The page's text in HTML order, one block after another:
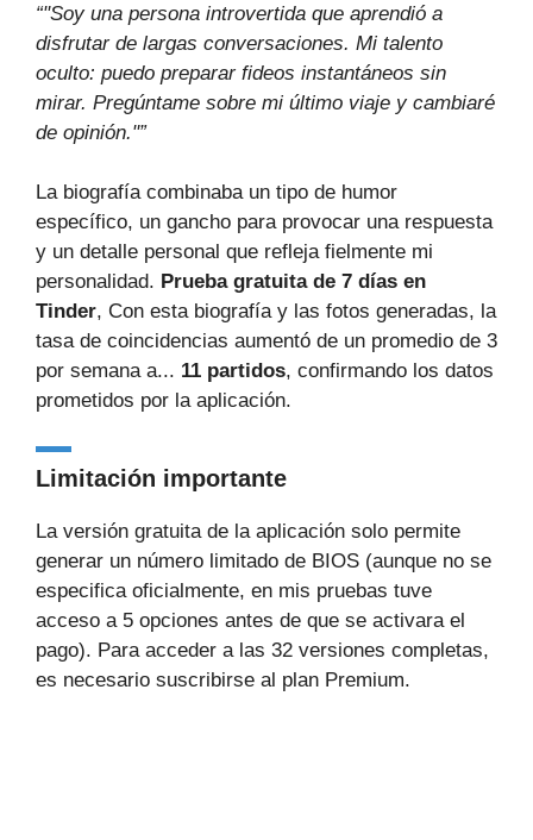
“"Soy una persona introvertida que aprendió a
disfrutar de largas conversaciones. Mi talento
oculto: puedo preparar fideos instantáneos sin
mirar. Pregúntame sobre mi último viaje y cambiaré
de opinión."”
La biografía combinaba un tipo de humor
específico, un gancho para provocar una respuesta
y un detalle personal que refleja fielmente mi
personalidad. Prueba gratuita de 7 días en
Tinder, Con esta biografía y las fotos generadas, la
tasa de coincidencias aumentó de un promedio de 3
por semana a... 11 partidos, confirmando los datos
prometidos por la aplicación.
Limitación importante
La versión gratuita de la aplicación solo permite
generar un número limitado de BIOS (aunque no se
especifica oficialmente, en mis pruebas tuve
acceso a 5 opciones antes de que se activara el
pago). Para acceder a las 32 versiones completas,
es necesario suscribirse al plan Premium.